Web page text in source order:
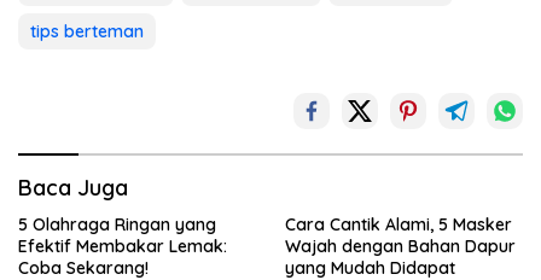
tips berteman
Baca Juga
5 Olahraga Ringan yang
Efektif Membakar Lemak:
Coba Sekarang!
Cara Cantik Alami, 5 Masker
Wajah dengan Bahan Dapur
yang Mudah Didapat